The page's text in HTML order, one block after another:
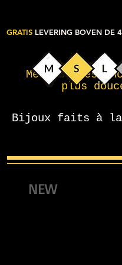
Mes petites
plus
Bijoux faits à la
GRATIS LEVERING BOVEN DE
NEW